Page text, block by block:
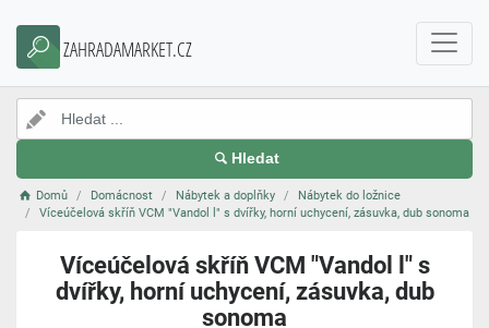
ZAHRADAMARKET.CZ
Hledat
Domů Domácnost Nábytek a doplňky
Nábytek do ložnice
Víceúčelová skříň VCM "Vandol l" s dvířky, horní uchycení, zásuvka, dub sonoma
Víceúčelová skříň VCM "Vandol l" s
dvířky, horní uchycení, zásuvka, dub
sonoma